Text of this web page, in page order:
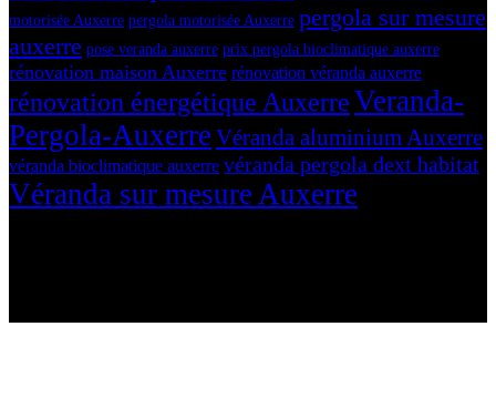
motorisée Auxerre pergola motorisée Auxerre pergola sur mesure
auxerre pose veranda auxerre prix pergola bioclimatique auxerre
rénovation maison Auxerre rénovation véranda auxerre
rénovation énergétique AuxerreVeranda-
Pergola-Auxerre Véranda aluminium Auxerre
véranda bioclimatique auxerre véranda pergola dext habitat
Véranda sur mesure Auxerre